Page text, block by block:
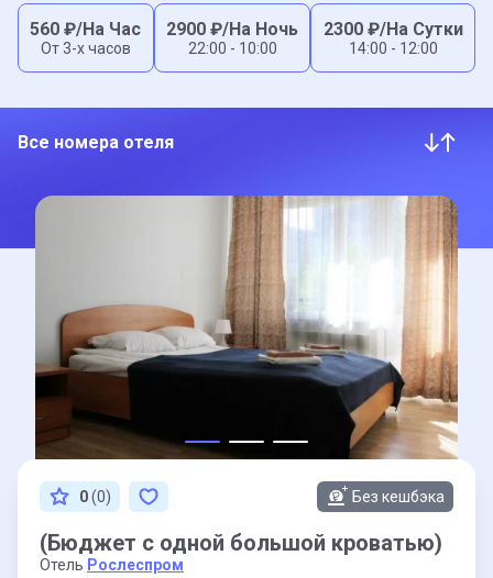
560 ₽/На Час
От 3-x часов
2900 ₽/На Ночь
22:00 - 10:00
2300₽/На Сутки
14:00 - 12:00
Все номера отеля
0(0) Без кешбэка
(Бюджет с одной большой кроватью)
Отель Рослеспром